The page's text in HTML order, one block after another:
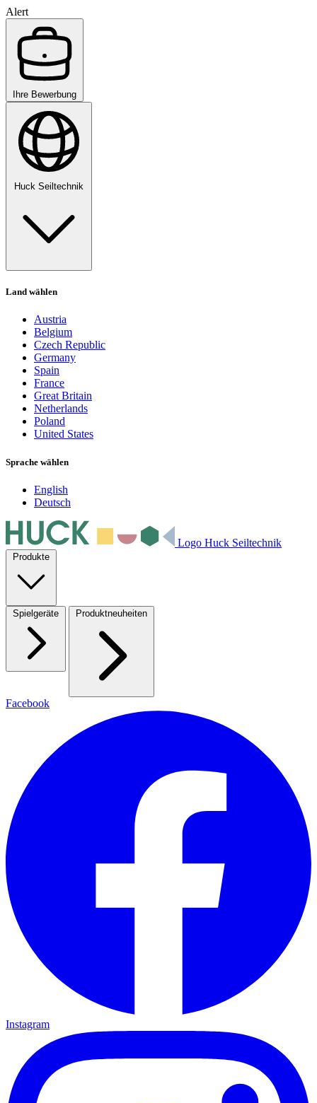
Alert
Ihre Bewerbung
Huck Seiltechnik
Land wählen
Austria
Belgium
Czech Republic
Germany
Spain
France
Great Britain
Netherlands
Poland
United States
Sprache wählen
English
Deutsch
Logo Huck Seiltechnik
Produkte
Spielgeräte Produktneuheiten
Facebook
Instagram